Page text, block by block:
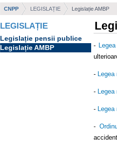
CNPP LEGISLAȚIE Legislație AMBP
LEGISLAȚIE
Legislație pensii publice
Legislație AMBP
-
- Legea
- Legea
- Legea
-